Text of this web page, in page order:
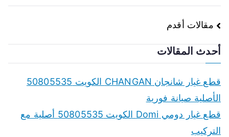
تصفّح
المقالات
مقالات أقدم
أحدث المقالات
قطع غيار شانجان CHANGAN الكويت 50805535
الأصلية صيانة فورية
قطع غيار دومي Domi الكويت 50805535 أصلية مع
التركيب